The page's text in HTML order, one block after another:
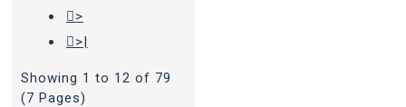
>
>|
Showing 1 to 12 of 79
(7 Pages)